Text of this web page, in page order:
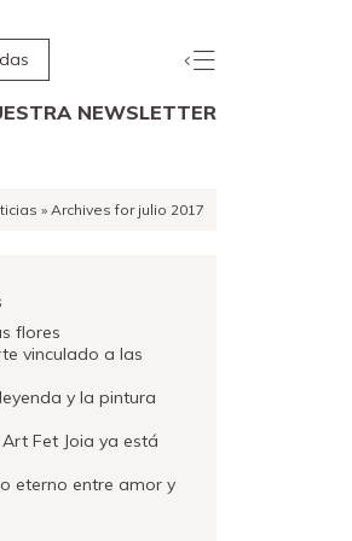
NEWSLETTER
» Archives for julio 2017
flores
vinculado a las
y la pintura
Fet Joia ya está
eterno entre amor y